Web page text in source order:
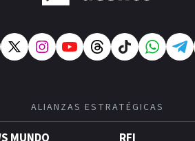
ALIANZAS ESTRATÉGICAS